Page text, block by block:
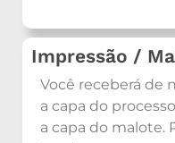
Impressão /
Você receberá de
a capa do
a capa do malote.